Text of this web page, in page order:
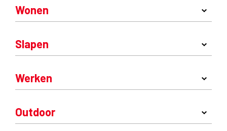
Wonen
Slapen
Werken
Outdoor